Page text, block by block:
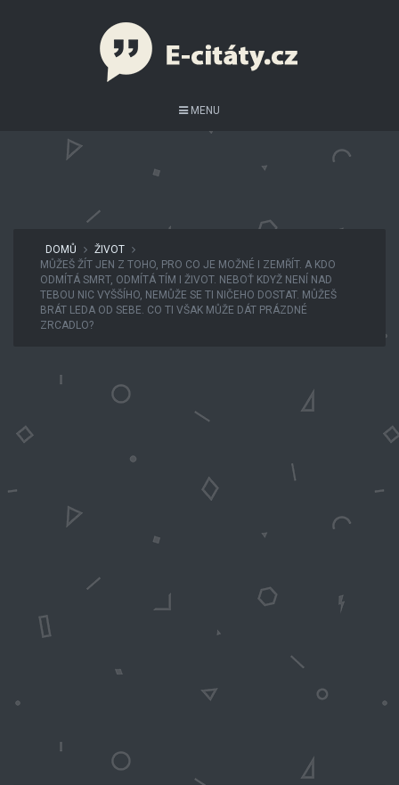
MENU
DOMŮ
ŽIVOT
MŮŽEŠ ŽÍT JEN Z TOHO, PRO CO JE MOŽNÉ I ZEMŘÍT. A KDO
ODMÍTÁ SMRT, ODMÍTÁ TÍM I ŽIVOT. NEBOŤ KDYŽ NENÍ NAD
TEBOU NIC VYŠŠÍHO, NEMŮŽE SE TI NIČEHO DOSTAT. MŮŽEŠ
BRÁT LEDA OD SEBE. CO TI VŠAK MŮŽE DÁT PRÁZDNÉ
ZRCADLO?